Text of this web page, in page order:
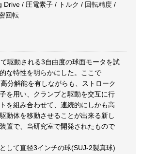
Drive / 圧電素子 / トルク / 回転精度 /
回転
駆動される3自由度の球面モータを試
な特性を明らかにした。ここで
分解能を有しながらも、ストローク
を用い、クランプと駆動を交互に行
を組み合わせて、連続的にしかも高
動体を移動させることが出来る新し
置で、当研究室で開発されたもので
して直径3インチの球(SUJ-2製真球)